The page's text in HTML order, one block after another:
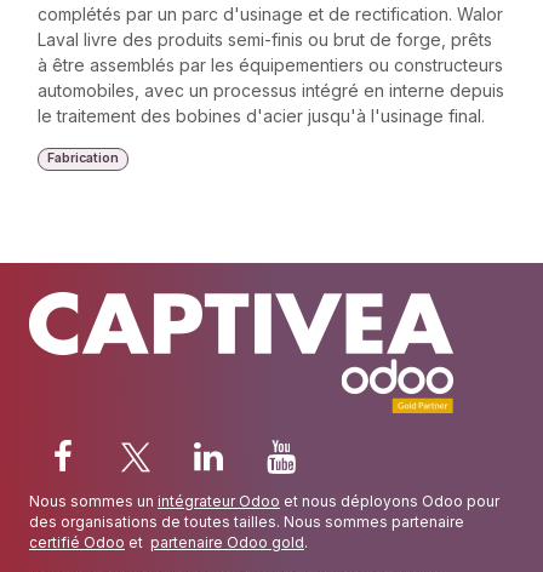
complétés par un parc d'usinage et de rectification. Walor
Laval livre des produits semi-finis ou brut de forge, prêts
à être assemblés par les équipementiers ou constructeurs
automobiles, avec un processus intégré en interne depuis
le traitement des bobines d'acier jusqu'à l'usinage final.
Fabrication
Nous sommes un intégrateur Odoo et nous déployons Odoo pour
des organisations de toutes tailles. Nous sommes partenaire
certifié Odoo et partenaire Odoo gold.